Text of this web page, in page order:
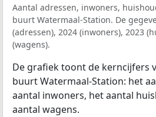
Aantal adressen, inwoners,
buurt Watermaal-Station. De
(adressen), 2024 (inwoners), 2023
(wagens).
De grafiek toont de kerncijfers
buurt Watermaal-Station: het
aantal inwoners, het aantal
aantal wagens.